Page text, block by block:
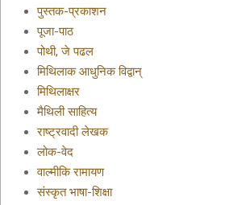
पुस्तक-प्रकाशन
पूजा-पाठ
पोथी, जे पढल
मिथिलाक आधुनिक विद्वान्
मिथिलाक्षर
मैथिली साहित्य
राष्ट्रवादी लेखक
लोक-वेद
वाल्मीकि रामायण
संस्कृत भाषा-शिक्षा